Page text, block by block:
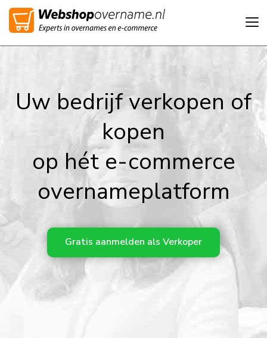
Uw bedrijf verkopen of
kopen
op hét e-commerce
overnameplatform
Gratis aanmelden als Verkoper